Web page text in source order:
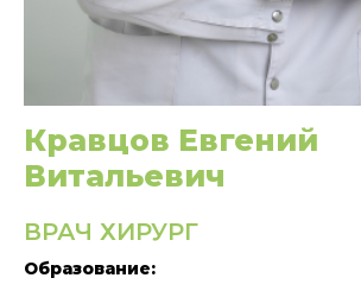
Кравцов Евгений
Витальевич
ВРАЧ ХИРУРГ
Образование: